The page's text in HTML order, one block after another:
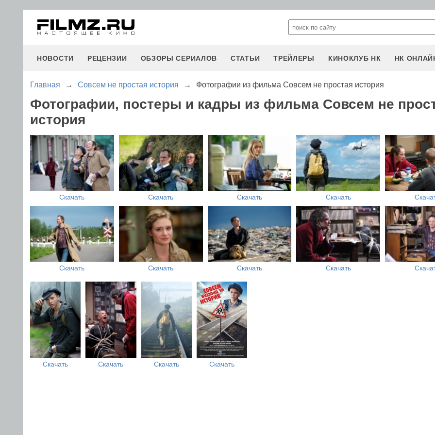
НОВОСТИ РЕЦЕНЗИИ ОБЗОРЫ СЕРИАЛОВ СТАТЬИ ТРЕЙЛЕРЫ КИНОКЛУБ НК НК
Главная → Совсем не простая история → Фотографии из фильма Совсем не простая история
Фотографии, постеры и кадры из фильма Совсем не
история
Скачать Скачать Скачать Скачать
Скачать Скачать Скачать Скачать
Скачать Скачать Скачать Скачать